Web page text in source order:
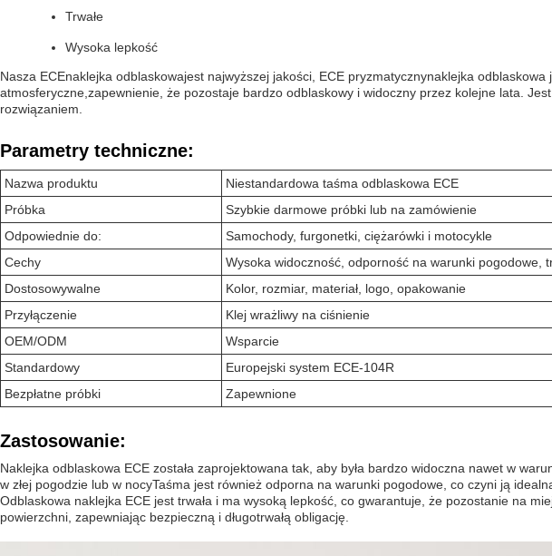
Trwałe
Wysoka lepkość
Nasza ECEnaklejka odblaskowajest najwyższej jakości, ECE pryzmatycznynaklejka odblaskowa
atmosferyczne,zapewnienie, że pozostaje bardzo odblaskowy i widoczny przez kolejne lata.
rozwiązaniem.
Parametry techniczne:
Nazwa produktu
Niestandardowa taśma odblaskowa ECE
Próbka
Szybkie darmowe próbki lub na zamówienie
Odpowiednie do:
Samochody, furgonetki, ciężarówki i motocykle
Cechy
Wysoka widoczność, odporność na warunki pogodowe,
Dostosowywalne
Kolor, rozmiar, materiał, logo, opakowanie
Przyłączenie
Klej wrażliwy na ciśnienie
OEM/ODM
Wsparcie
Standardowy
Europejski system ECE-104R
Bezpłatne próbki
Zapewnione
Zastosowanie:
Naklejka odblaskowa ECE została zaprojektowana tak, aby była bardzo widoczna nawet w
w złej pogodzie lub w nocyTaśma jest również odporna na warunki pogodowe, co czyni ją
Odblaskowa naklejka ECE jest trwała i ma wysoką lepkość, co gwarantuje, że pozostanie na
powierzchni, zapewniając bezpieczną i długotrwałą obligację.